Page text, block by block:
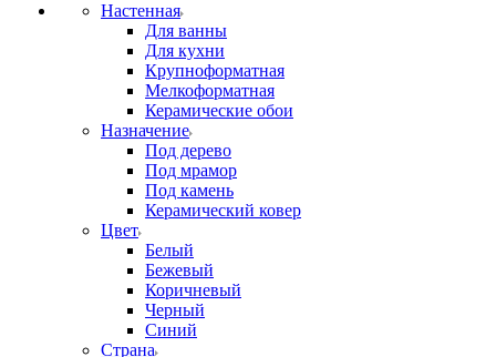
Настенная
Для ванны
Для кухни
Крупноформатная
Мелкоформатная
Керамические обои
Назначение
Под дерево
Под мрамор
Под камень
Керамический ковер
Цвет
Белый
Бежевый
Коричневый
Черный
Синий
Страна